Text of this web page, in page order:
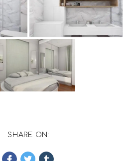
SHARE ON: